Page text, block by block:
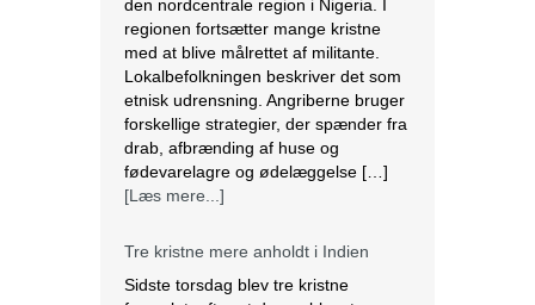
regionen fortsætter mange kristne
med at blive målrettet af militante.
Lokalbefolkningen beskriver det som
etnisk udrensning. Angriberne bruger
forskellige strategier, der spænder fra
drab, afbrænding af huse og
fødevarelagre og ødelæggelse […]
[Læs mere...]
fængslet, efter at de var blevet